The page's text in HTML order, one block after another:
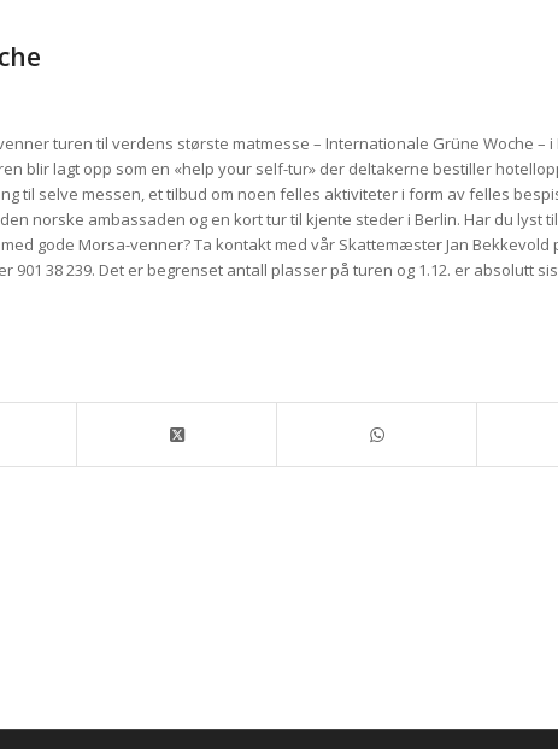
turen til verdens største matmesse – Internationale Grüne Woche – i
blir lagt opp som en «help your self-tur» der deltakerne bestiller
til selve messen, et tilbud om noen felles aktiviteter i form av felles
norske ambassaden og en kort tur til kjente steder i Berlin. Har du lyst
gode Morsa-venner? Ta kontakt med vår Skattemæster Jan Bekkevold
901 38 239. Det er begrenset antall plasser på turen og 1.12. er absolutt